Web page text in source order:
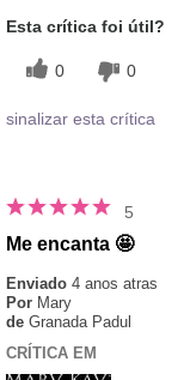
Esta crítica foi útil?
0 0
sinalizar esta crítica
5
Me encanta 🤩
Enviado 4 anos atras
Por Mary
de Granada Padul
CRÍTICA EM